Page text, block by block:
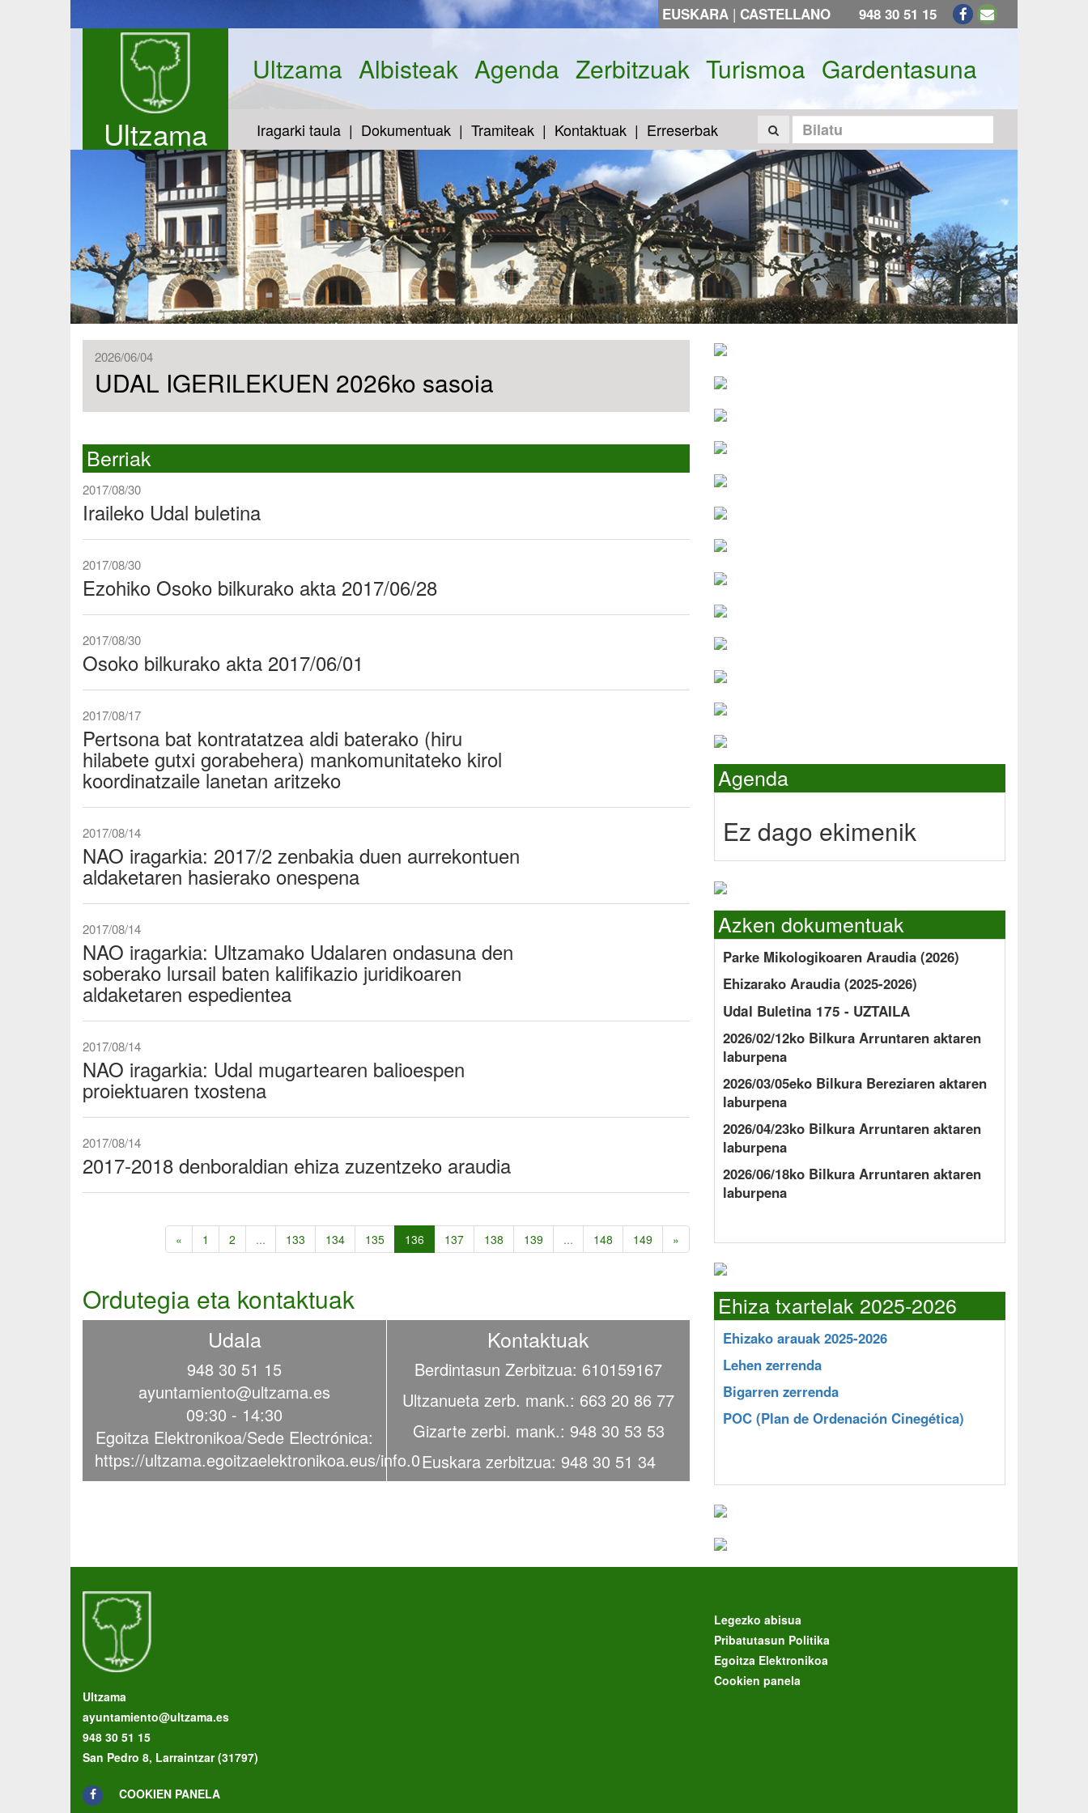
EUSKARA | CASTELLANO 948 30 51 15
Ultzama
Ultzama Albisteak Agenda Zerbitzuak Turismoa Gardentasuna
Iragarki taula Dokumentuak Tramiteak Kontaktuak Erreserbak
2026/06/04
UDAL IGERILEKUEN 2026ko sasoia
Berriak
2017/08/30
Iraileko Udal buletina
2017/08/30
Ezohiko Osoko bilkurako akta 2017/06/28
2017/08/30
Osoko bilkurako akta 2017/06/01
2017/08/17
Pertsona bat kontratatzea aldi baterako (hiru
hilabete gutxi gorabehera) mankomunitateko kirol
koordinatzaile lanetan aritzeko
2017/08/14
NAO iragarkia: 2017/2 zenbakia duen aurrekontuen
aldaketaren hasierako onespena
2017/08/14
NAO iragarkia: Ultzamako Udalaren ondasuna den
soberako lursail baten kalifikazio juridikoaren
aldaketaren espedientea
2017/08/14
NAO iragarkia: Udal mugartearen balioespen
proiektuaren txostena
2017/08/14
2017-2018 denboraldian ehiza zuzentzeko araudia
« 1 2 ... 133 134 135 136 137 138 139 ... 148 149 »
Ordutegia eta kontaktuak
Udala
948 30 51 15
ayuntamiento@ultzama.es
09:30 - 14:30
Egoitza Elektronikoa/Sede Electrónica:
https://ultzama.egoitzaelektronikoa.eus/info.0
Kontaktuak
Berdintasun Zerbitzua: 610159167
Ultzanueta zerb. mank.: 663 20 86 77
Gizarte zerbi. mank.: 948 30 53 53
Euskara zerbitzua: 948 30 51 34
Agenda
Ez dago ekimenik
Azken dokumentuak
Parke Mikologikoaren Araudia (2026)
Ehizarako Araudia (2025-2026)
Udal Buletina 175 - UZTAILA
2026/02/12ko Bilkura Arruntaren aktaren
laburpena
2026/03/05eko Bilkura Bereziaren aktaren
laburpena
2026/04/23ko Bilkura Arruntaren aktaren
laburpena
2026/06/18ko Bilkura Arruntaren aktaren
laburpena
Ehiza txartelak 2025-2026
Ehizako arauak 2025-2026
Lehen zerrenda
Bigarren zerrenda
POC (Plan de Ordenación Cinegética)
Ultzama
ayuntamiento@ultzama.es
948 30 51 15
San Pedro 8, Larraintzar (31797)
COOKIEN PANELA
Legezko abisua
Pribatutasun Politika
Egoitza Elektronikoa
Cookien panela